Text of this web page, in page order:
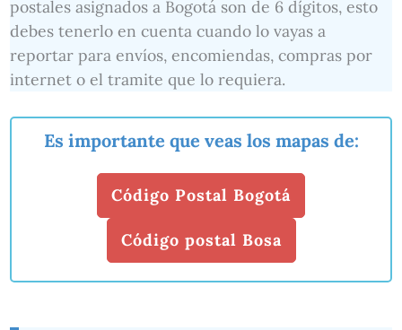
postales asignados a Bogotá son de 6 dígitos, esto
debes tenerlo en cuenta cuando lo vayas a
reportar para envíos, encomiendas, compras por
internet o el tramite que lo requiera.
Es importante que veas los mapas de:
Código Postal Bogotá
Código postal Bosa